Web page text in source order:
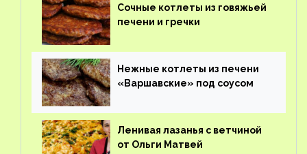
Сочные котлеты из говяжьей
печени и гречки
Нежные котлеты из печени
«Варшавские» под соусом
Ленивая лазанья с ветчиной
от Ольги Матвей